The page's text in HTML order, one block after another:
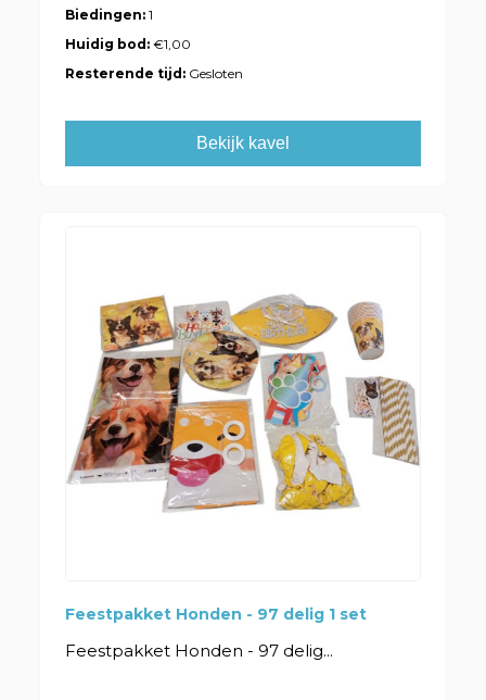
Biedingen: 1
Huidig bod:€1,00
Resterende tijd: Gesloten
Bekijk kavel
Feestpakket Honden - 97 delig 1 set
Feestpakket Honden - 97 delig...